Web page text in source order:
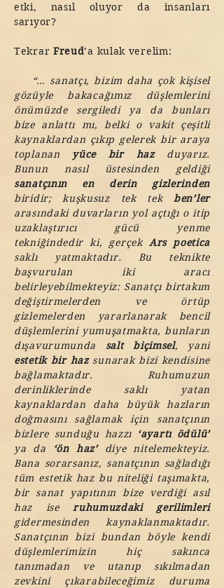
etki, nasıl oluyor da insanları
sarıyor?
Tekrar Freud’a kulak verelim:
“… sanatçı, bizim daha çok kişisel
gözüyle bakacağımız düşlemlerini
önümüzde sergiledi ya da bunları
bize anlattı mı, belki o vakit çeşitli
kaynaklardan çıkıp gelerek bir araya
toplanan yüce bir hazduyarız.
Bunun nasıl üstesinden geldiği
sanatçının en derin gizlerinden
biridir; kuşkusuz tek tekben’ler
arasındaki duvarların yol açtığı o itip
uzaklaştırıcı gücü yenme
tekniğindedir ki, gerçek Ars poetica
saklı yatmaktadır. Bu teknikte
başvurulan iki aracı
belirleyebilmekteyiz: Sanatçı birtakım
değiştirmelerden ve örtüp
gizlemelerden yararlanarak bencil
düşlemlerini yumuşatmakta, bunların
dışavurumunda salt biçimsel, yani
estetik bir hazsunarak bizi kendisine
bağlamaktadır. Ruhumuzun
derinliklerinde saklı yatan
kaynaklardan daha büyük hazların
doğmasını sağlamak için sanatçının
bizlere sunduğu hazzı ‘ayartı ödülü’
ya da
‘ön haz’diye nitelemekteyiz.
Bana sorarsanız, sanatçının sağladığı
tüm estetik haz bu niteliği taşımakta,
bir sanat yapıtının bize verdiği asıl
haz iseruhumuzdaki gerilimleri
gidermesinden kaynaklanmaktadır.
Sanatçının bizi bundan böyle kendi
düşlemlerimizin hiç sakınca
tanımadan ve utanıp sıkılmadan
zevkini çıkarabileceğimiz duruma